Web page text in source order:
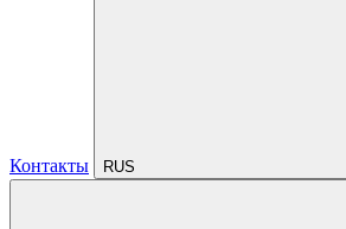
Контакты RUS